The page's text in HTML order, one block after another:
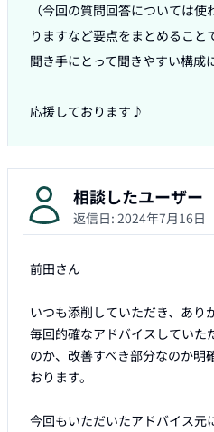
（今回の質問回答については
りますなど要点をまとめること
聞き手にとって聞きやすい構
応援しております♪
相談したユーザー
返信日: 2024年7月16日
前田さん
いつも添削していただき、あり
毎回的確なアドバイスしていた
のか、改善すべき部分なのか明
おります。
今回もいただいたアドバイス元